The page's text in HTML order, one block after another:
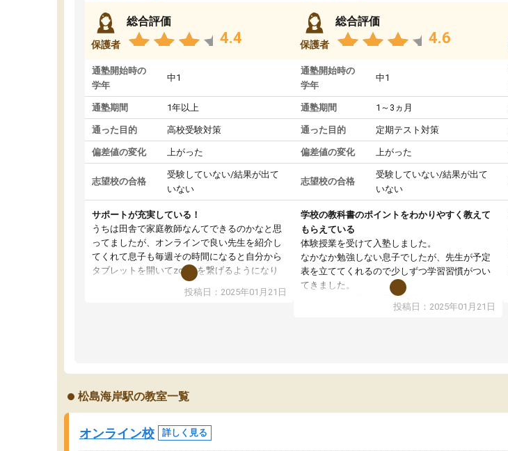
保護者
総合評価
4.4
通塾開始時の
学年
中1
通塾期間 1年以上
通った目的 高校受験対策
偏差値の変化 上がった
志望校の合格
受験していない/結果が出て
いない
サポートが充実している！
うちは田舎で家庭教師なんてできるのかなと思
ってましたが、オンラインで良い先生を紹介し
てくれて息子も毎週その時間になると自分から
タブレットを開いてzoomを繋げるようになり
ました！5科目なんでもOKなのもとても気に入
投稿日：2025年01月21日
保護者
総合評価
4.6
通塾開始時の
学年
中1
通塾期間 1～3ヵ月
通った目的 定期テスト対策
偏差値の変化 上がった
志望校の合格
受験していない/結果が出て
いない
学校の教科書のポイントをわかりやすく教えて
もらえている
体験授業を受けて入塾しました。
なかなか勉強しない息子でしたが、先生が予定
表を立ててくれるので少しずつ学習習慣がつい
てきました。
オンラインで週に一度の受講ですが、指導が無
い日も予定表に基づいて勉強したり、LINEでわ
投稿日：2025年01月21日
松島海岸駅の教室一覧
オンライン校 詳しく見る